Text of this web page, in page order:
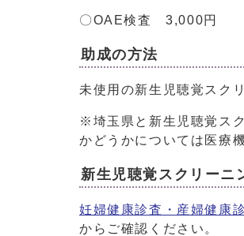
〇OAE検査 3,000円
助成の方法
未使用の新生児聴覚スク
※埼玉県と新生児聴覚ス
かどうかについては医療
新生児聴覚スクリーニ
妊婦健康診査・産婦健康
からご確認ください。